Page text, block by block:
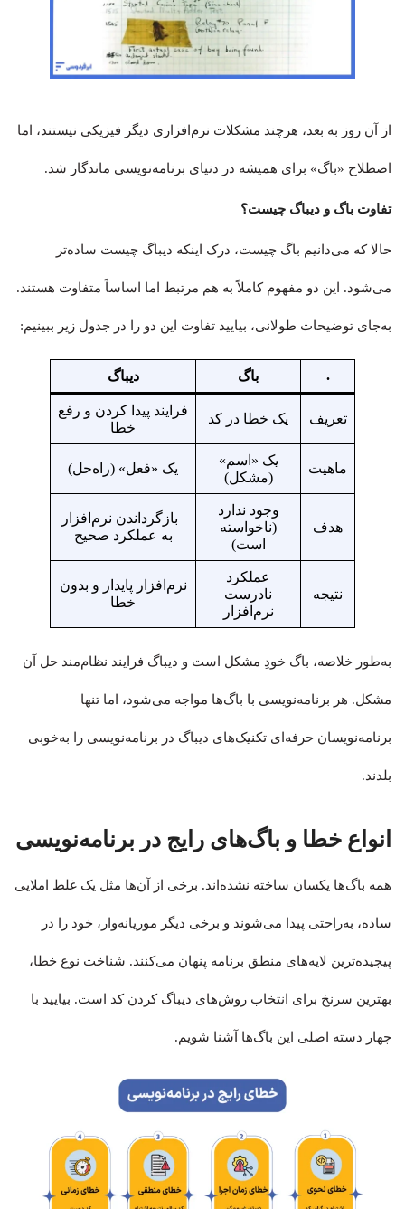
از آن روز به بعد، هرچند مشکلات نرم‌افزاری دیگر فیزیکی نیستند، اما
اصطلاح «باگ» برای همیشه در دنیای برنامه‌نویسی ماندگار شد.
تفاوت باگ و دیباگ چیست؟
حالا که می‌دانیم باگ چیست، درک اینکه دیباگ چیست ساده‌تر
می‌شود. این دو مفهوم کاملاً به هم مرتبط اما اساساً متفاوت هستند.
به‌جای توضیحات طولانی، بیایید تفاوت این دو را در جدول زیر ببینیم:
. باگ دیباگ
تعریف یک خطا در کد
فرایند پیدا کردن و رفع
خطا
ماهیت
یک «اسم»
(مشکل)
یک «فعل» (راه‌حل)
هدف
وجود ندارد
(ناخواسته
است)
بازگرداندن نرم‌افزار
به عملکرد صحیح
نتیجه
عملکرد
نادرست
نرم‌افزار
نرم‌افزار پایدار و بدون
خطا
به‌طور خلاصه، باگ خودِ مشکل است و دیباگ فرایند نظام‌مند حل آن
مشکل. هر برنامه‌نویسی با باگ‌ها مواجه می‌شود، اما تنها
برنامه‌نویسان حرفه‌ای تکنیک‌های دیباگ در برنامه‌نویسی را به‌خوبی
بلدند.
انواع خطا و باگ‌های رایج در برنامه‌نویسی
همه باگ‌ها یکسان ساخته نشده‌اند. برخی از آن‌ها مثل یک غلط املایی
ساده، به‌راحتی پیدا می‌شوند و برخی دیگر موریانه‌وار، خود را در
پیچیده‌ترین لایه‌های منطق برنامه پنهان می‌کنند. شناخت نوع خطا،
بهترین سرنخ برای انتخاب روش‌های دیباگ کردن کد است. بیایید با
چهار دسته اصلی این باگ‌ها آشنا شویم.